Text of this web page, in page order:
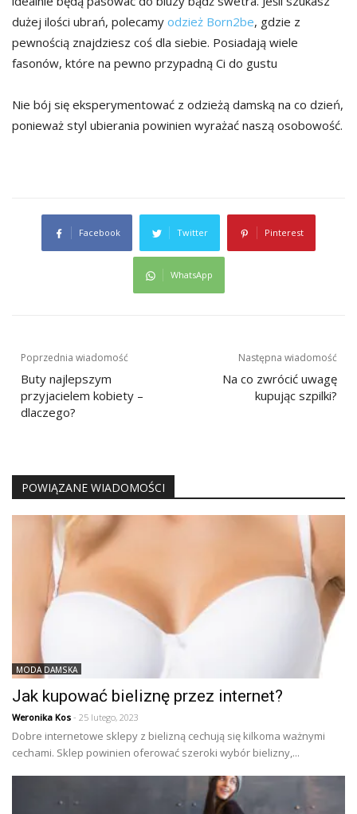
dużej ilości ubrań, polecamy odzież Born2be, gdzie z
pewnością znajdziesz coś dla siebie. Posiadają wiele
fasonów, które na pewno przypadną Ci do gustu
Nie bój się eksperymentować z odzieżą damską na co dzień,
ponieważ styl ubierania powinien wyrażać naszą osobowość.
Facebook Twitter Pinterest
WhatsApp
Nawigacja
wpisu
Poprzednia wiadomość
Buty najlepszym
przyjacielem kobiety –
dlaczego?
Następna wiadomość
Na co zwrócić uwagę
kupując szpilki?
POWIĄZANE WIADOMOŚCI
MODA DAMSKA
Jak kupować bieliznę przez internet?
Weronika Kos - 25 lutego, 2023
Dobre internetowe sklepy z bielizną cechują się kilkoma ważnymi
cechami. Sklep powinien oferować szeroki wybór bielizny,...